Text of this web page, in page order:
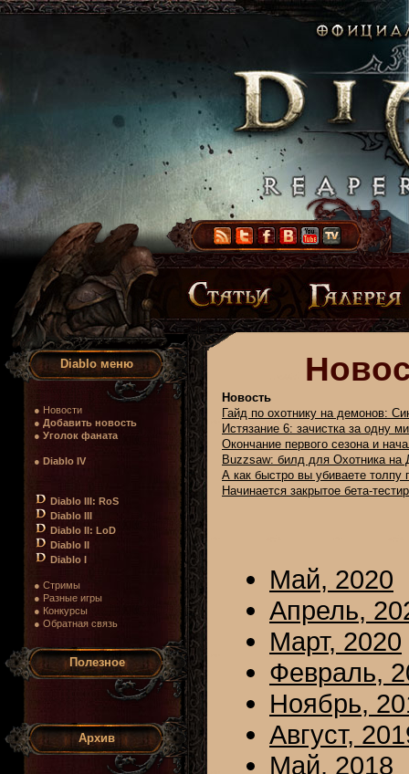
Diablo меню
● Новости
● Добавить новость
● Уголок фаната
● Diablo IV
Diablo III: RoS
Diablo III
Diablo II: LoD
Diablo II
Diablo I
● Стримы
● Разные игры
● Конкурсы
● Обратная связь
Полезное
Архив
Новость
Гайд по охотнику на демонов:
Истязание 6: зачистка за одну
Окончание первого сезона и
Buzzsaw: билд для Охотника на
А как быстро вы убиваете толпу
Начинается закрытое бета-
Май, 2020
Апрель,
Март, 2020
Февраль,
Ноябрь,
Август,
Май, 2018